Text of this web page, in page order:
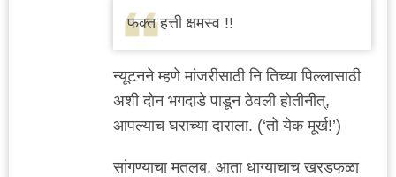
फक्त हत्ती क्षमस्व !!
न्यूटनने म्हणे मांजरीसाठी नि तिच्या पिल्लासाठी
अशी दोन भगदाडे पाडून ठेवली होतीनीत्,
आपल्याच घराच्या दाराला. (‘तो येक मूर्ख!’)
सांगण्याचा मतलब, आता धाग्याचाच खरडफळा